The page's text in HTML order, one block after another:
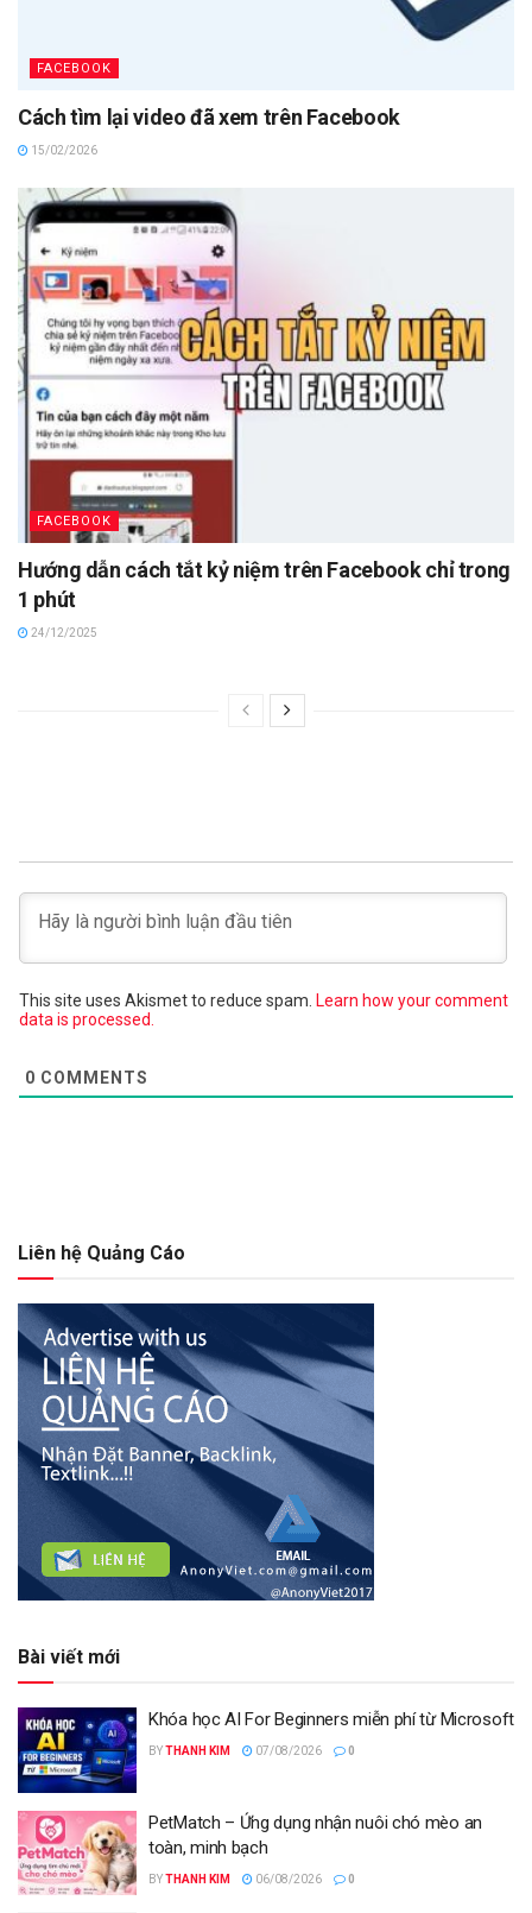
FACEBOOK
Cách tìm lại video đã xem trên Facebook
15/02/2026
FACEBOOK
Hướng dẫn cách tắt kỷ niệm trên Facebook chỉ trong
1 phút
24/12/2025
This site uses Akismet to reduce spam. Learn how your comment
data is processed.
0 COMMENTS
Liên hệ Quảng Cáo
Bài viết mới
Khóa học AI For Beginners miễn phí từ Microsoft
BYTHANH KIM 07/08/2026 0
PetMatch – Ứng dụng nhận nuôi chó mèo an
toàn, minh bạch
BYTHANH KIM 06/08/2026 0